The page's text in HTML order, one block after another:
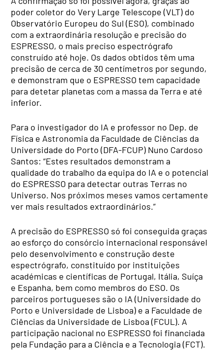
poder coletor do Very Large Telescope (VLT) do
Observatório Europeu do Sul (ESO), combinado
com a extraordinária resolução e precisão do
ESPRESSO, o mais preciso espectrógrafo
construído até hoje. Os dados obtidos têm uma
precisão de cerca de 30 centímetros por segundo,
e demonstram que o ESPRESSO tem capacidade
para detetar planetas com a massa da Terra e até
inferior.
Para o investigador do IA e professor no Dep. de
Física e Astronomia da Faculdade de Ciências da
Universidade do Porto (DFA-FCUP) Nuno Cardoso
Santos: “Estes resultados demonstram a
qualidade do trabalho da equipa do IA e o potencial
do ESPRESSO para detectar outras Terras no
Universo. Nos próximos meses vamos certamente
ver mais resultados extraordinários.”
A precisão do ESPRESSO só foi conseguida graças
ao esforço do consórcio internacional responsável
pelo desenvolvimento e construção deste
espectrógrafo, constituído por instituições
académicas e científicas de Portugal, Itália, Suíça
e Espanha, bem como membros do ESO. Os
parceiros portugueses são o IA (Universidade do
Porto e Universidade de Lisboa) e a Faculdade de
Ciências da Universidade de Lisboa (FCUL). A
participação nacional no ESPRESSO foi financiada
pela Fundação para a Ciência e a Tecnologia (FCT).